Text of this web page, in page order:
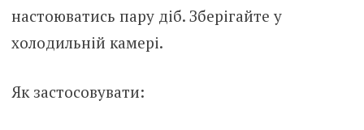
настоюватись пару діб. Зберігайте у
холодильній камері.
Як застосовувати: